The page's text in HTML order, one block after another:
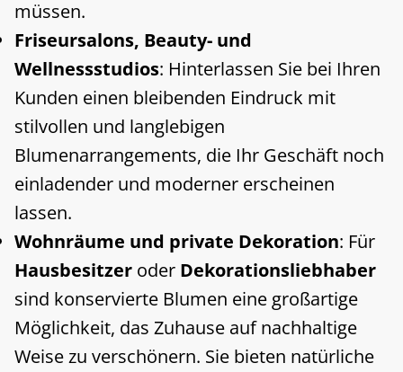
müssen.
Friseursalons, Beauty- und
Wellnessstudios: Hinterlassen Sie bei Ihren
Kunden einen bleibenden Eindruck mit
stilvollen und langlebigen
Blumenarrangements, die Ihr Geschäft noch
einladender und moderner erscheinen
lassen.
Wohnräume und private Dekoration: Für
Hausbesitzer oder Dekorationsliebhaber
sind konservierte Blumen eine großartige
Möglichkeit, das Zuhause auf nachhaltige
Weise zu verschönern. Sie bieten natürliche